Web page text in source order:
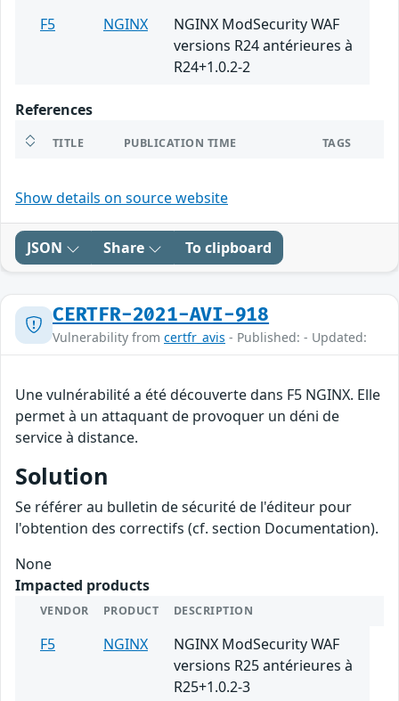
F5
NGINX
NGINX ModSecurity WAF
versions R24 antérieures à
R24+1.0.2-2
References
TITLE PUBLICATION TIME TAGS
Show details on source website
JSON Share To clipboard
CERTFR-2021-AVI-918
Vulnerability from certfr_avis - Published: - Updated:
Une vulnérabilité a été découverte dans F5 NGINX. Elle
permet à un attaquant de provoquer un déni de
service à distance.
Solution
Se référer au bulletin de sécurité de l'éditeur pour
l'obtention des correctifs (cf. section Documentation).
None
Impacted products
VENDOR PRODUCT DESCRIPTION
F5 NGINX
NGINX ModSecurity WAF
versions R25 antérieures à
R25+1.0.2-3